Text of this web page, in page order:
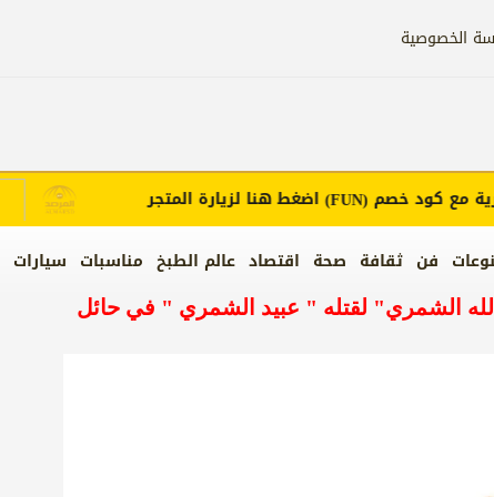
الخصوصية
فن ثقافة صحة اقتصاد عالم الطبخ مناسبات سيارات
كود خصم(FUN)اضغط هنا لزيارة المتجر
الشمري" لقتله " عبيد الشمري " في حائل